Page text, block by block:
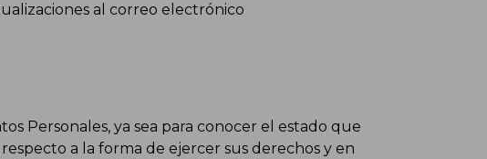
al correo electrónico
Personales, ya sea para conocer el estado que
a la forma de ejercer sus derechos y en